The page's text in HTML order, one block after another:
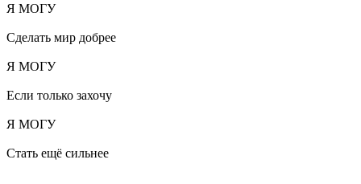
Я МОГУ
Сделать мир добрее
Я МОГУ
Если только захочу
Я МОГУ
Стать ещё сильнее